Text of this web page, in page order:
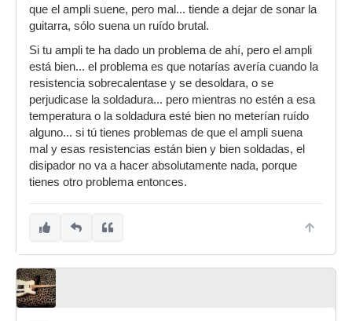
que el ampli suene, pero mal... tiende a dejar de sonar la
guitarra, sólo suena un ruído brutal.
Si tu ampli te ha dado un problema de ahí, pero el ampli
está bien... el problema es que notarías avería cuando la
resistencia sobrecalentase y se desoldara, o se
perjudicase la soldadura... pero mientras no estén a esa
temperatura o la soldadura esté bien no meterían ruído
alguno... si tú tienes problemas de que el ampli suena
mal y esas resistencias están bien y bien soldadas, el
disipador no va a hacer absolutamente nada, porque
tienes otro problema entonces.